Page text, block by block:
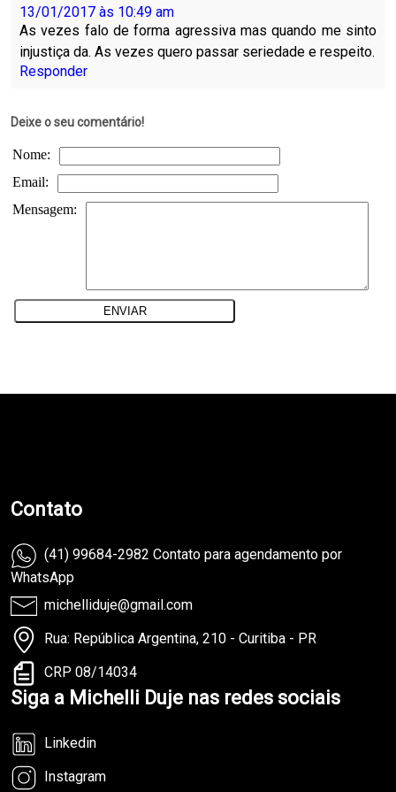
13/01/2017 às 10:49 am
As vezes falo de forma agressiva mas quando me sinto
injustiça da. As vezes quero passar seriedade e respeito.
Responder
Deixe o seu comentário!
Nome:
Email:
Mensagem:
Contato
(41) 99684-2982 Contato para agendamento por
WhatsApp
michelliduje@gmail.com
Rua: República Argentina, 210 - Curitiba - PR
CRP 08/14034
Siga a Michelli Duje nas redes sociais
Linkedin
Instagram